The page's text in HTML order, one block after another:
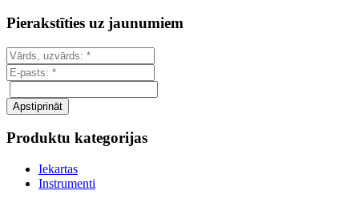
Pierakstīties uz jaunumiem
Produktu kategorijas
Iekartas
Instrumenti